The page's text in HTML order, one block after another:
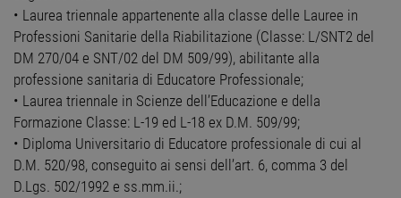
• Laurea triennale appartenente alla classe delle Lauree in
Professioni Sanitarie della Riabilitazione (Classe: L/SNT2 del
DM 270/04 e SNT/02 del DM 509/99), abilitante alla
professione sanitaria di Educatore Professionale;
• Laurea triennale in Scienze dell’Educazione e della
Formazione Classe: L-19 ed L-18 ex D.M. 509/99;
• Diploma Universitario di Educatore professionale di cui al
D.M. 520/98, conseguito ai sensi dell’art. 6, comma 3 del
D.Lgs. 502/1992 e ss.mm.ii.;